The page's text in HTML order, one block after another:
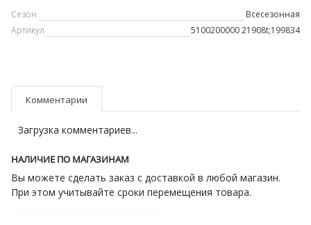
Сезон
Всесезонная
Артикул
5100200000 21908t;199834
Комментарии
Загрузка комментариев...
НАЛИЧИЕ ПО МАГАЗИНАМ
Вы можете сделать заказ с доставкой в любой магазин.
При этом учитывайте сроки перемещения товара.